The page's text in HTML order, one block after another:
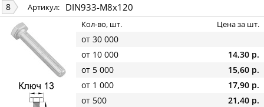
8 Артикул: DIN933-M8x120
Кол-во, шт. Цена за шт.
от 30 000
от 10 000
14,30 р.
от 5 000
15,60 р.
от 1 000
17,90 р.
от 500
21,40 р.